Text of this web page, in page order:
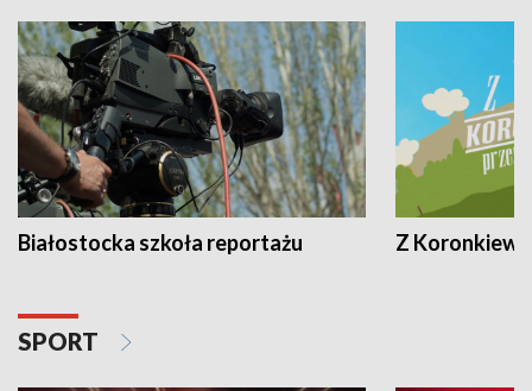
Białostocka szkoła reportażu Z
SPORT